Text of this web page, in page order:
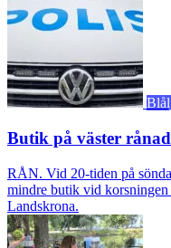
Butik på väster rånad
RÅN. Vid 20-tiden på
mindre butik vid korsningen
Landskrona.